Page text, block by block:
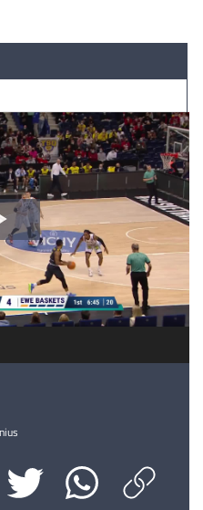
Video
abspielen